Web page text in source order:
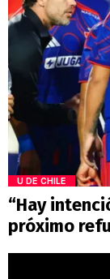
U DE CHILE
“Hay
próximo